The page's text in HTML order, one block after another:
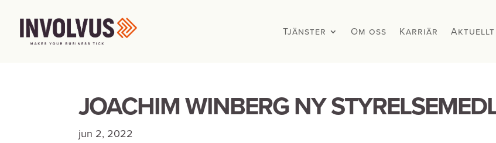
Tjänster Om oss Karriär Aktuellt
Tjänster Om oss Karriär Aktuellt
JOACHIM WINBERG NY
jun 2, 2022